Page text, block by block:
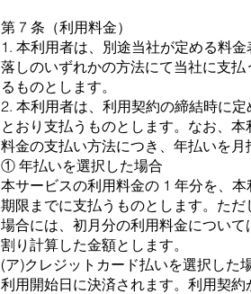
第 7 条（利⽤料⾦）
1. 本利⽤者は、別途当社が定める料
落しのいずれかの⽅法にて当社に⽀
るものとします。
2. 本利⽤者は、利⽤契約の締結時に
とおり⽀払うものとします。なお、
料⾦の⽀払い⽅法につき、年払いを⽉
① 年払いを選択した場合
本サービスの利⽤料⾦の 1 年分を、
期限までに⽀払うものとします。た
場合には、初⽉分の利⽤料⾦につい
割り計算した⾦額とします。
(ア)クレジットカード払いを選択した
利⽤開始日に決済されます。利⽤契